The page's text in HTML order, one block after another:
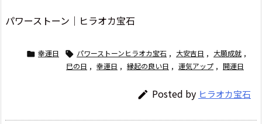
パワーストーン│ヒラオカ宝石
 幸運日  パワーストーンヒラオカ宝石 , 大安吉日 , 大願成就 ,
巳の日 , 幸運日 , 縁起の良い日 , 運気アップ , 開運日
 Posted by ヒラオカ宝石